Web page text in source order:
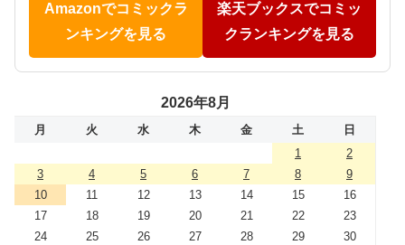
Amazonでコミックラ
ンキングを見る
楽天ブックスでコミッ
クランキングを見る
2026年8月
月 火 水 木 金 土
日
1
2
3
4 5 6 7 8
9
10
11 12 13 14 15
16
17
18 19 20 21 22
23
24
25 26 27 28 29
30